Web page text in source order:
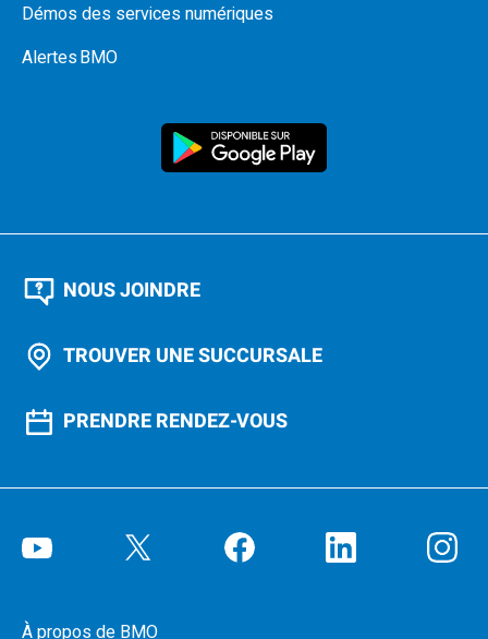
Démos des services numériques
Alertes BMO
NOUS JOINDRE
TROUVER UNE SUCCURSALE
PRENDRE RENDEZ-VOUS
À propos de BMO